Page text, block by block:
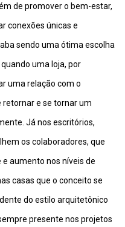
de promover o bem-estar,
conexões únicas e
sendo uma ótima escolha
uma loja, por
uma relação com o
retornar e se tornar um
Já nos escritórios,
os colaboradores, que
aumento nos níveis de
casas que o conceito se
do estilo arquitetônico
presente nos projetos